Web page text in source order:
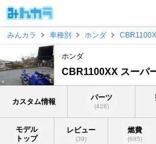
みんカラ
車種別 ホンダ
ホンダ
CBR1100XX スーパ
カスタム情報 パーツ
(428)
モデル
トップ
レビュー
(39)
燃費
(685)